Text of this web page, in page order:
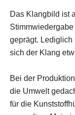
Das Klangbild ist
geprägt. Lediglich
sich der Klang
Bei der
die Umwelt
für die